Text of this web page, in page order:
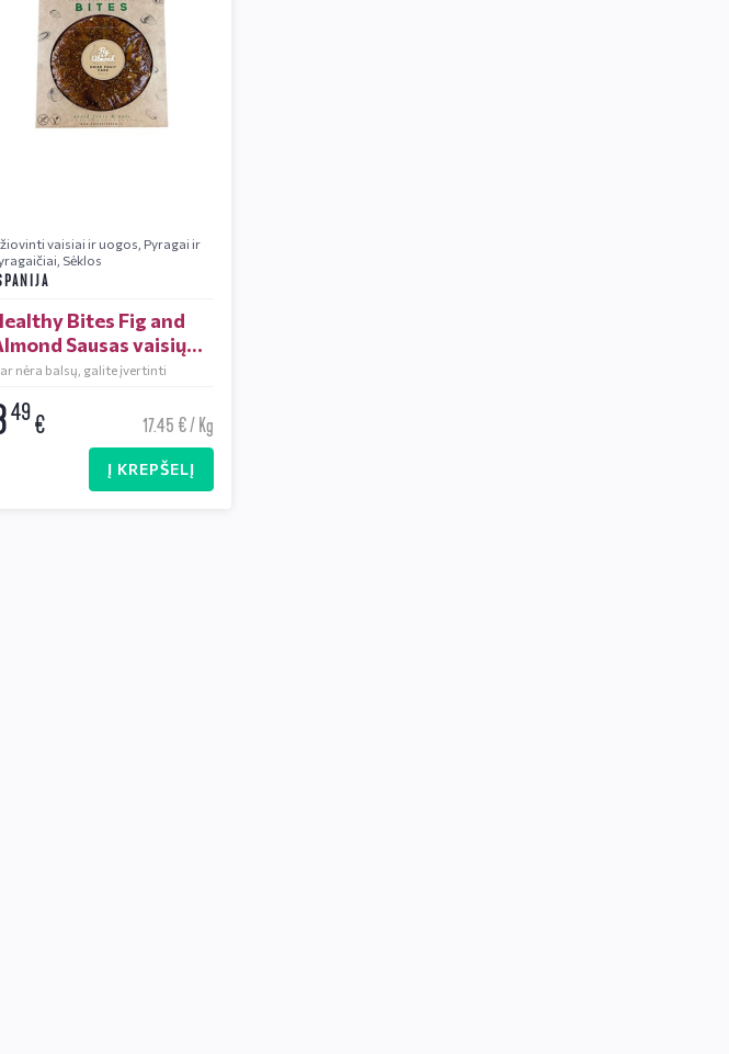
vaisiai ir uogos, Pyragai ir
, Sėklos
Bites Fig and
Sausas vaisių
200 g
nėra balsų, galite įvertinti
49€ 17.45 € / Kg
Į KREPŠELĮ